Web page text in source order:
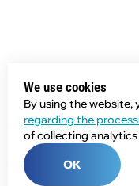
We use cookies
By using the website,
regarding the
of collecting analytics
OK